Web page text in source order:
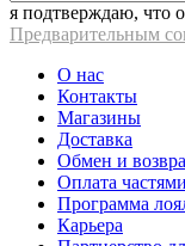
я подтверждаю, что
Предварительным
О нас
Контакты
Магазины
Доставка
Обмен и
Оплата частями
Программа
Карьера